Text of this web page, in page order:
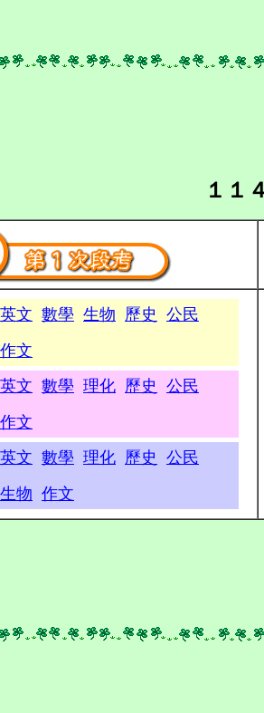
１１
英文 數學 生物 歷史
公民
作文
英文 數學 理化 歷史
公民
作文
英文 數學 理化 歷史
公民
生物 作文